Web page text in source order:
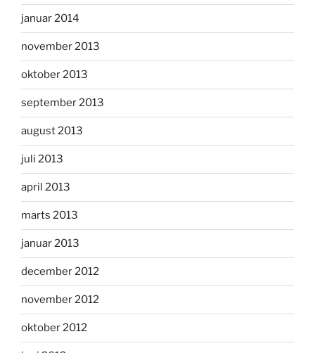
januar 2014
november 2013
oktober 2013
september 2013
august 2013
juli 2013
april 2013
marts 2013
januar 2013
december 2012
november 2012
oktober 2012